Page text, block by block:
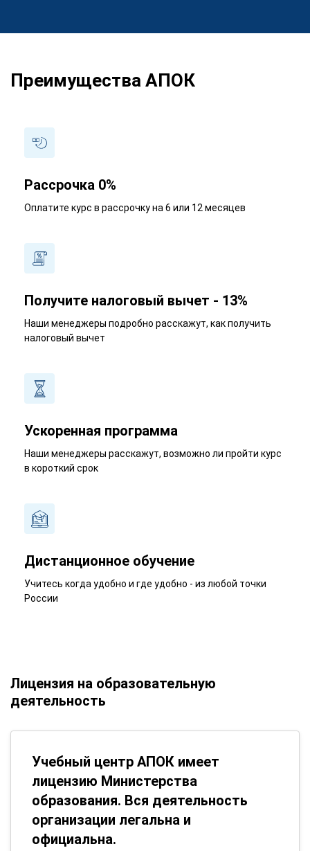
Преимущества АПОК
Рассрочка 0%
Оплатите курс в рассрочку на 6 или 12 месяцев
Получите налоговый вычет - 13%
Наши менеджеры подробно расскажут, как получить
налоговый вычет
Ускоренная программа
Наши менеджеры расскажут, возможно ли пройти курс
в короткий срок
Дистанционное обучение
Учитесь когда удобно и где удобно - из любой точки
России
Лицензия на образовательную
деятельность
Учебный центр АПОК имеет
лицензию Министерства
образования. Вся деятельность
организации легальна и
официальна.